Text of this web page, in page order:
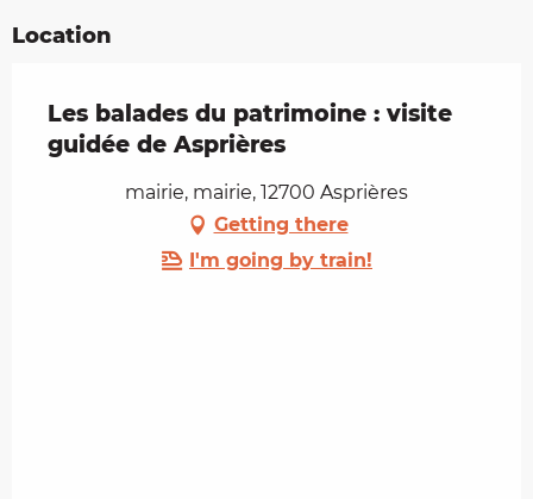
Location
Les balades du patrimoine : visite
guidée de Asprières
mairie, mairie, 12700 Asprières
Getting there
I'm going by train!